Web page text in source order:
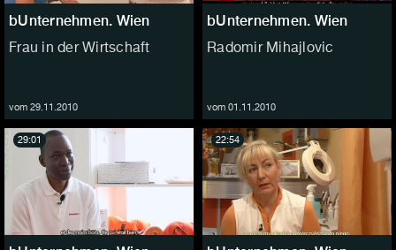
bUnternehmen. Wien
Frau in der Wirtschaft
vom 29.11.2010
bUnternehmen. Wien
Radomir Mihajlovic
vom 01.11.2010
29:01 22:54